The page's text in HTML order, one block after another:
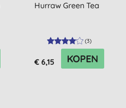
Hurraw Green Tea
(3)
€ 6,15 KOPEN